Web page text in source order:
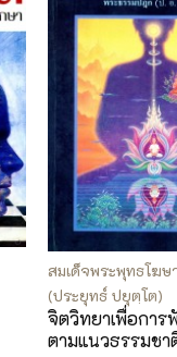
สมเด็จพระพุทธโฆษ
(ประยุทธ์ ปยุตฺโต)
จิตวิทยาเพื่อกา
ตามแนวธรรมชา